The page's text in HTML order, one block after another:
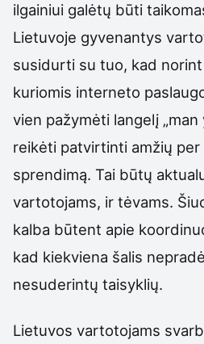
ilgainiui galėtų būti
Lietuvoje gyvenantys
susidurti su tuo, kad
kuriomis interneto
vien pažymėti langelį „man
reikėti patvirtinti amžių per
sprendimą. Tai būtų
vartotojams, ir tėvams.
kalba būtent apie
kad kiekviena šalis
nesuderintų taisyklių.
Lietuvos vartotojams